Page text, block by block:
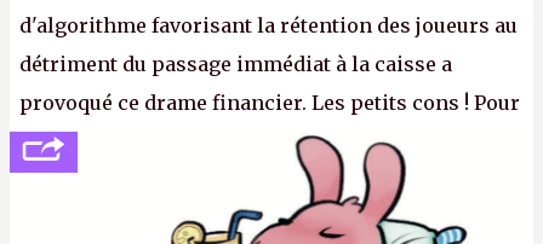
d'algorithme favorisant la rétention des joueurs au
détriment du passage immédiat à la caisse a
provoqué ce drame financier. Les petits cons ! Pour
se consoler, le PDG David Baszucki peut compter
sur le déblocage du jeu en Russie et l'explosion des
joueurs majeurs (+32 %). L'avenir appartient donc